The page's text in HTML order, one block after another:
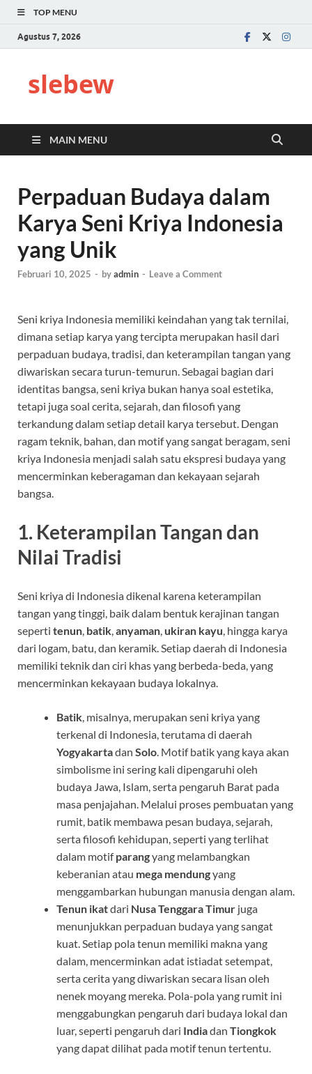
TOP MENU
Agustus 7, 2026
slebew
MAIN MENU
Perpaduan Budaya dalam
Karya Seni Kriya Indonesia
yang Unik
Februari 10, 2025 - byadmin - Leave a Comment
Seni kriya Indonesia memiliki keindahan yang tak ternilai,
dimana setiap karya yang tercipta merupakan hasil dari
perpaduan budaya, tradisi, dan keterampilan tangan yang
diwariskan secara turun-temurun. Sebagai bagian dari
identitas bangsa, seni kriya bukan hanya soal estetika,
tetapi juga soal cerita, sejarah, dan filosofi yang
terkandung dalam setiap detail karya tersebut. Dengan
ragam teknik, bahan, dan motif yang sangat beragam, seni
kriya Indonesia menjadi salah satu ekspresi budaya yang
mencerminkan keberagaman dan kekayaan sejarah
bangsa.
1. Keterampilan Tangan dan
Nilai Tradisi
Seni kriya di Indonesia dikenal karena keterampilan
tangan yang tinggi, baik dalam bentuk kerajinan tangan
seperti tenun, batik,anyaman, ukiran kayu, hingga karya
dari logam, batu, dan keramik. Setiap daerah di Indonesia
memiliki teknik dan ciri khas yang berbeda-beda, yang
mencerminkan kekayaan budaya lokalnya.
Batik, misalnya, merupakan seni kriya yang
terkenal di Indonesia, terutama di daerah
Yogyakartadan Solo. Motif batik yang kaya akan
simbolisme ini sering kali dipengaruhi oleh
budaya Jawa, Islam, serta pengaruh Barat pada
masa penjajahan. Melalui proses pembuatan yang
rumit, batik membawa pesan budaya, sejarah,
serta filosofi kehidupan, seperti yang terlihat
dalam motifparangyang melambangkan
keberanian atau mega mendungyang
menggambarkan hubungan manusia dengan alam.
Tenun ikatdari Nusa Tenggara Timur juga
menunjukkan perpaduan budaya yang sangat
kuat. Setiap pola tenun memiliki makna yang
dalam, mencerminkan adat istiadat setempat,
serta cerita yang diwariskan secara lisan oleh
nenek moyang mereka. Pola-pola yang rumit ini
menggabungkan pengaruh dari budaya lokal dan
luar, seperti pengaruh dari Indiadan Tiongkok
yang dapat dilihat pada motif tenun tertentu.